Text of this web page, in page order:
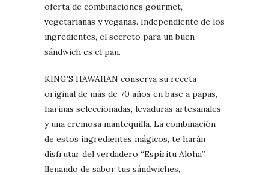
oferta de combinaciones gourmet,
vegetarianas y veganas. Independiente de los
ingredientes, el secreto para un buen
sándwich es el pan.
KING’S HAWAIIAN conserva su receta
original de más de 70 años en base a papas,
harinas seleccionadas, levaduras artesanales
y una cremosa mantequilla. La combinación
de estos ingredientes mágicos, te harán
disfrutar del verdadero “Espíritu Aloha”
llenando de sabor tus sándwiches,